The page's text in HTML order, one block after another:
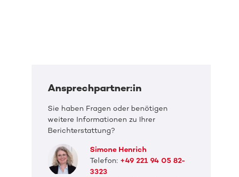
Ansprechpartner:in
Sie haben Fragen oder benötigen
weitere Informationen zu Ihrer
Berichterstattung?
Simone Henrich
Telefon: +49 221 94 05 82-
3323